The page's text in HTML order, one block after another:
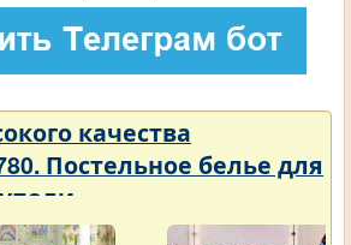
качества
Постельное белье для